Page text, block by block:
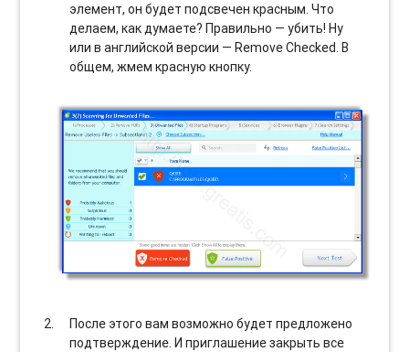
элемент, он будет подсвечен красным. Что
делаем, как думаете? Правильно — убить! Ну
или в английской версии — Remove Checked. В
общем, жмем красную кнопку.
После этого вам возможно будет предложено
подтверждение. И приглашение закрыть все